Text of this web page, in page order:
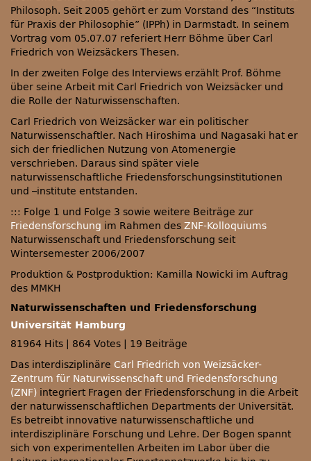
Philosoph. Seit 2005 gehört er zum Vorstand des “Instituts
für Praxis der Philosophie” (IPPh) in Darmstadt. In seinem
Vortrag vom 05.07.07 referiert Herr Böhme über Carl
Friedrich von Weizsäckers Thesen.
In der zweiten Folge des Interviews erzählt Prof. Böhme
über seine Arbeit mit Carl Friedrich von Weizsäcker und
die Rolle der Naturwissenschaften.
Carl Friedrich von Weizsäcker war ein politischer
Naturwissenschaftler. Nach Hiroshima und Nagasaki hat er
sich der friedlichen Nutzung von Atomenergie
verschrieben. Daraus sind später viele
naturwissenschaftliche Friedensforschungsinstitutionen
und –institute entstanden.
::: Folge 1 und Folge 3 sowie weitere Beiträge zur
Friedensforschung im Rahmen des ZNF-Kolloquiums
Naturwissenschaft und Friedensforschung seit
Wintersemester 2006/2007
Produktion & Postproduktion: Kamilla Nowicki im Auftrag
des MMKH
Naturwissenschaften und Friedensforschung
Universität Hamburg
81964 Hits
864 Votes
19 Beiträge
Das interdisziplinäre Carl Friedrich von Weizsäcker-
Zentrum für Naturwissenschaft und Friedensforschung
(ZNF) integriert Fragen der Friedensforschung in die Arbeit
der naturwissenschaftlichen Departments der Universität.
Es betreibt innovative naturwissenschaftliche und
interdisziplinäre Forschung und Lehre. Der Bogen spannt
sich von experimentellen Arbeiten im Labor über die